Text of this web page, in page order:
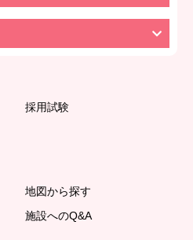
採用試験
地図から探す
施設へのQ&A